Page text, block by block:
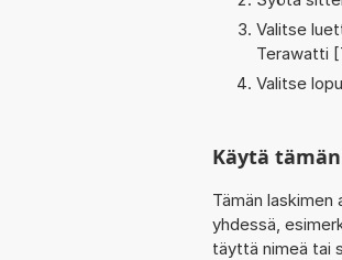
Valitse
Terawatti
Valitse
Käytä
Tämän
yhdessä,
täyttä nimeä tai